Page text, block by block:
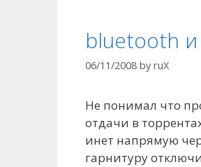
bluetooth и
06/11/2008 by ruX
Не понимал что
отдачи в
инет напрямую
гарнитуру